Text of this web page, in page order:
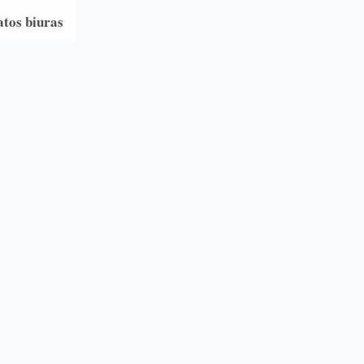
biuras